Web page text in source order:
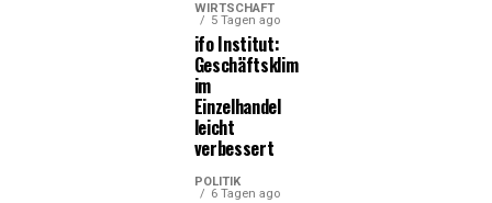
WIRTSCHAFT
5 Tagen ago
ifo Institut:
Geschäftsklima
im
Einzelhandel
leicht
verbessert
POLITIK
6 Tagen ago